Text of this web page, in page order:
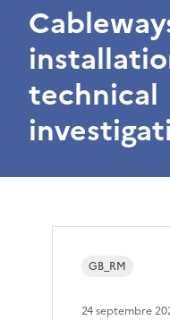
technical
GB_RM
24 septembre